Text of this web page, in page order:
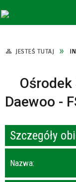
JESTEŚ TUTAJ
Daewoo -
Szczegóły
Nazwa: